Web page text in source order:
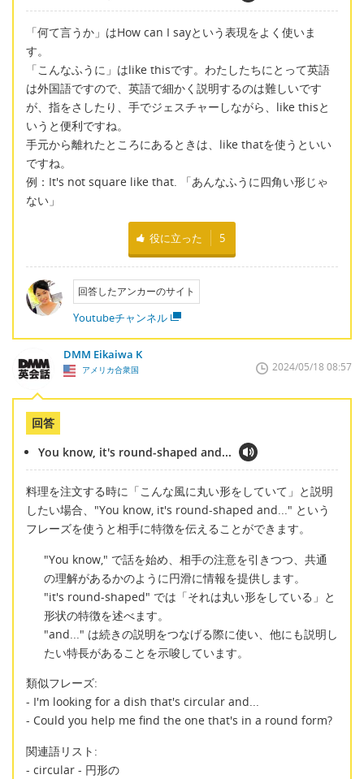
「何て言うか」はHow can I sayという表現をよく使いま
す。
「こんなふうに」はlike thisです。わたしたちにとって英語
は外国語ですので、英語で細かく説明するのは難しいです
が、指をさしたり、手でジェスチャーしながら、like thisと
いうと便利ですね。
手元から離れたところにあるときは、like thatを使うといい
ですね。
例：It's not square like that. 「あんなふうに四角い形じゃ
ない」
役に立った 5
回答したアンカーのサイト
Youtubeチャンネル
DMM Eikaiwa K
アメリカ合衆国 2024/05/18 08:57
回答
You know, it's round-shaped and...
料理を注文する時に「こんな風に丸い形をしていて」と説明
したい場合、"You know, it's round-shaped and..." という
フレーズを使うと相手に特徴を伝えることができます。
"You know," で話を始め、相手の注意を引きつつ、共通
の理解があるかのように円滑に情報を提供します。
"it's round-shaped" では「それは丸い形をしている」と
形状の特徴を述べます。
"and..." は続きの説明をつなげる際に使い、他にも説明し
たい特長があることを示唆しています。
類似フレーズ:
- I'm looking for a dish that's circular and...
- Could you help me find the one that's in a round form?
関連語リスト:
- circular - 円形の